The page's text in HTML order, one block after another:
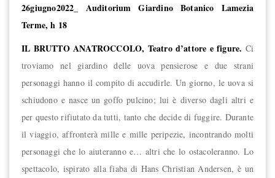
26giugno2022_ Auditorium Giardino Botanico Lamezia
Terme, h 18
IL BRUTTO ANATROCCOLO, Teatro d’attore e figure. Ci
troviamo nel giardino delle uova pensierose e due strani
personaggi hanno il compito di accudirle.Un giorno, le uova si
schiudono e nasce un goffo pulcino; lui è diverso dagli altri e
per questo rifiutatoda tutti, tanto che decide di fuggire. Durante
il viaggio, affronterà mille e mille peripezie, incontrando molti
personaggi che lo aiuteranno e… altri che lo ostacoleranno. Lo
spettacolo, ispirato alla fiaba di Hans Christian Andersen, è un